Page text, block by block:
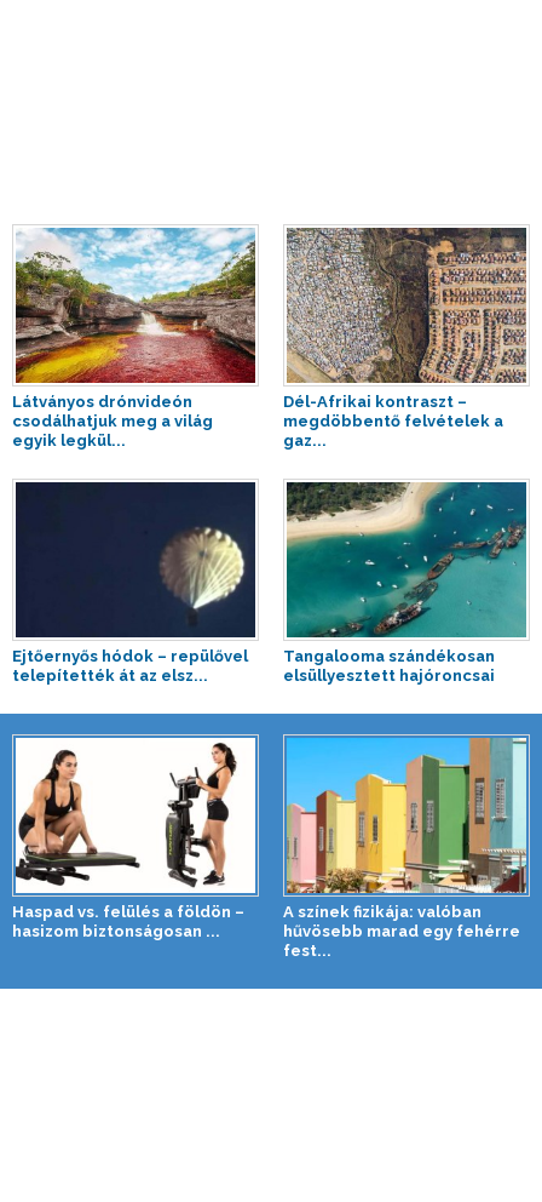
Látványos drónvideón
csodálhatjuk meg a világ
egyik legkül...
Dél-Afrikai kontraszt –
megdöbbentő felvételek a
gaz...
Ejtőernyős hódok – repülővel
telepítették át az elsz...
Tangalooma szándékosan
elsüllyesztett hajóroncsai
Haspad vs. felülés a földön –
hasizom biztonságosan ...
A színek fizikája: valóban
hűvösebb marad egy fehérre
fest...